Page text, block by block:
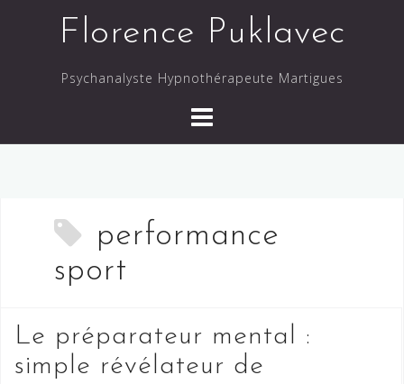
Florence Puklavec
Psychanalyste Hypnothérapeute Martigues
performance
sport
Le préparateur mental :
simple révélateur de